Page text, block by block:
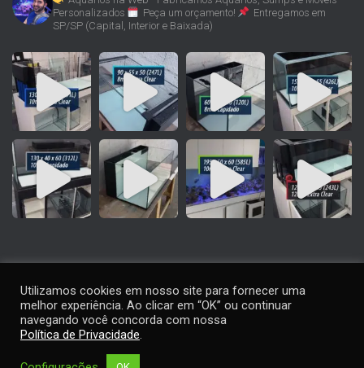
Personalizados
Peça um orçamento!
Entregamos em
SP/SP (Capital, Interior e Baixada)
Contato|Termos de Uso
Utilizamos cookies em nosso site para fornecer uma
melhor experiência. Ao clicar em “OK” ou continuar
navegando você concorda com nossa
Política de Privacidade.